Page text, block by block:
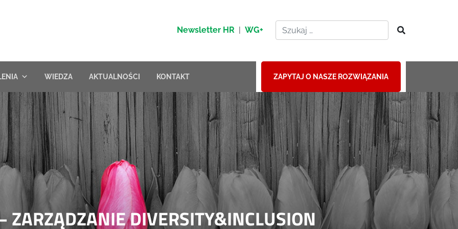
Newsletter HR | WG+
WIEDZA AKTUALNOŚCI KONTAKT ZAPYTAJ O NASZE ROZWIĄZANIA
ZARZĄDZANIE DIVERSITY&INCLUSION